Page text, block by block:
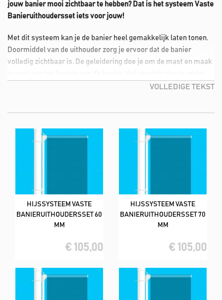
jouw banier mooi zichtbaar te hebben? Dat is het systeem Vaste
Banieruithoudersset iets voor jouw!
Met dit systeem kan je de banier heel gemakkelijk laten tonen.
Doormiddel van de uithouder zorg je ervoor dat de banier
volledig zichtbaar is. De geleidering doe je om de mast en maak
aan de banier en om de mast heen. Dit zorgt ervoor dat de
of wit. Indien gewenst kan je ook een platte knop zilver of goud
krijgen. Maar ook een peervormige knop in het oranje, zwart,
zorgen wij voor een langere uithouder.
Bij deze set zit het volgende;
Uithouder
VOLLEDIGE TEKST
HIJSSYSTEEM VASTE
BANIERUITHOUDERSSET 60
MM
€ 105,00
HIJSSYSTEEM VASTE
BANIERUITHOUDERSSET 70
MM
€ 105,00